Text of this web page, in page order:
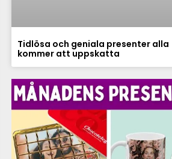
Tidlösa och geniala presenter alla
kommer att uppskatta